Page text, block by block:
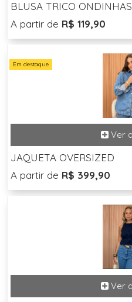
BLUSA TRICO ONDINHAS
A partir de R$ 119,90
Em destaque
JAQUETA OVERSIZED
A partir de R$ 399,90